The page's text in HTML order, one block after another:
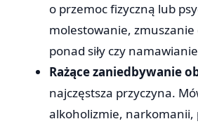
o przemoc fizyczną lub
molestowanie, zmuszanie
ponad siły czy
Rażące zaniedbywanie
najczęstsza przyczyna.
alkoholizmie, narkomanii,